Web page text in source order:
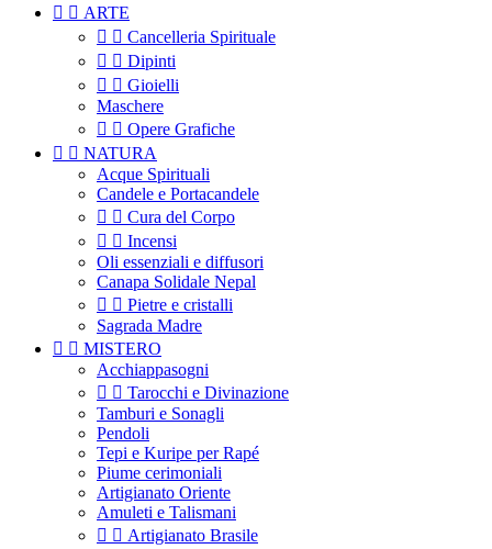
  ARTE
  Cancelleria Spirituale
  Dipinti
  Gioielli
Maschere
  Opere Grafiche
  NATURA
Acque Spirituali
Candele e Portacandele
  Cura del Corpo
  Incensi
Oli essenziali e diffusori
Canapa Solidale Nepal
  Pietre e cristalli
Sagrada Madre
  MISTERO
Acchiappasogni
  Tarocchi e Divinazione
Tamburi e Sonagli
Pendoli
Tepi e Kuripe per Rapé
Piume cerimoniali
Artigianato Oriente
Amuleti e Talismani
  Artigianato Brasile